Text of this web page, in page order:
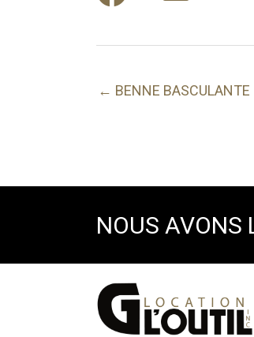
← BENNE BASCULANTE
NOUS AVONS